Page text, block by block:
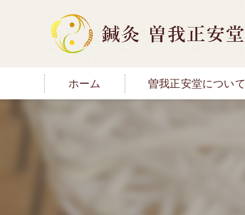
ホーム 曽我正安堂について